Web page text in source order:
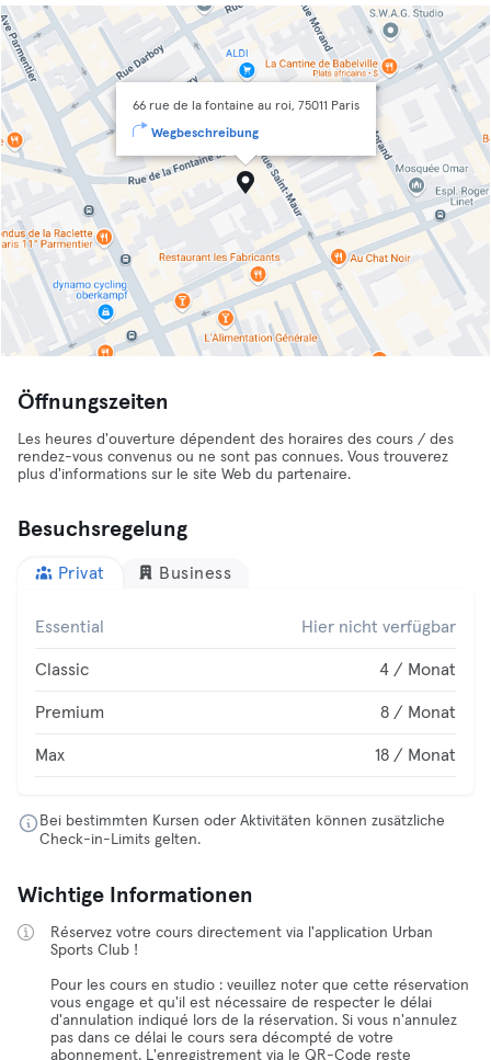
66 rue de la fontaine au roi, 75011 Paris
Wegbeschreibung
Öffnungszeiten
Les heures d'ouverture dépendent des horaires des cours / des
rendez-vous convenus ou ne sont pas connues. Vous trouverez
plus d'informations sur le site Web du partenaire.
Besuchsregelung
Privat Business
Essential Hier nicht verfügbar
Classic 4 / Monat
Premium 8 / Monat
Max 18 / Monat
Bei bestimmten Kursen oder Aktivitäten können zusätzliche
Check-in-Limits gelten.
Wichtige Informationen
Réservez votre cours directement via l'application Urban
Sports Club !
Pour les cours en studio : veuillez noter que cette réservation
vous engage et qu'il est nécessaire de respecter le délai
d'annulation indiqué lors de la réservation. Si vous n'annulez
pas dans ce délai le cours sera décompté de votre
abonnement. L'enregistrement via le QR-Code reste